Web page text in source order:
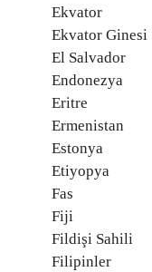
Ekvator
Ekvator Ginesi
El Salvador
Endonezya
Eritre
Ermenistan
Estonya
Etiyopya
Fas
Fiji
Fildişi Sahili
Filipinler